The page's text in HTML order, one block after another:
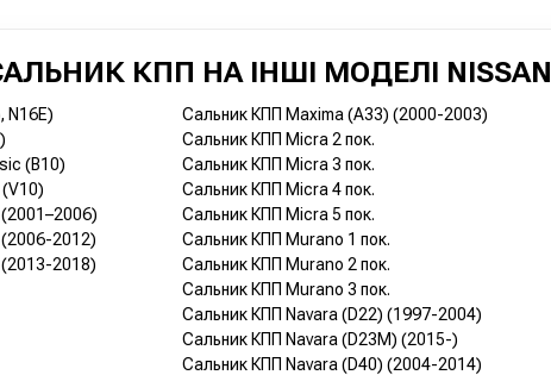
КПП НА ІНШІ МОДЕЛІ NISSAN
N16E)
(B10)
2012)
2018)
Сальник КПП Maxima (A33) (2000-2003)
Сальник КПП Micra 2 пок.
Сальник КПП Micra 3 пок.
Сальник КПП Micra 4 пок.
Сальник КПП Micra 5 пок.
Сальник КПП Murano 1 пок.
Сальник КПП Murano 2 пок.
Сальник КПП Murano 3 пок.
Сальник КПП Navara (D22) (1997-2004)
Сальник КПП Navara (D23M) (2015-)
Сальник КПП Navara (D40) (2004-2014)